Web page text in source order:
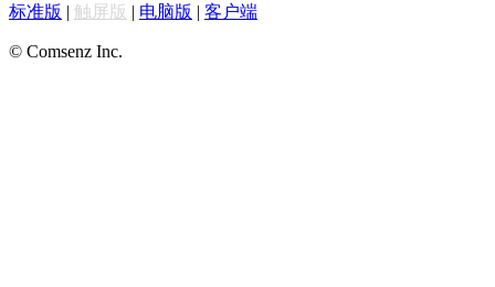
标准版 | 触屏版 | 电脑版 | 客户端
© Comsenz Inc.